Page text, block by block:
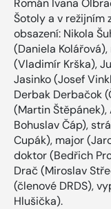
Román Ivana
Šotoly a v režijním
obsazení: Nikola
(Daniela
(Vladimír Krška),
Jasinko (Josef
Derbak Derbačok
(Martin Štěpánek),
Bohuslav Čáp),
Cupák), major
doktor (Bedřich
Drač (Miroslav
(členové DRDS),
Hlušička).